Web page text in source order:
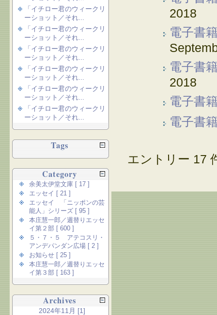
2018
電子書
電子書
2018
電子書
電子書
エントリー 17
「イチロー君のウィークリ
ーショット／それ...
「イチロー君のウィークリ
ーショット／それ...
「イチロー君のウィークリ
ーショット／それ...
「イチロー君のウィークリ
ーショット／それ...
「イチロー君のウィークリ
ーショット／それ...
「イチロー君のウィークリ
ーショット／それ...
Tags
Category
余美太伊堂文庫 [ 17 ]
エッセイ [ 21 ]
エッセイ 「ニッポンの芸
能人」シリーズ [ 95 ]
本庄慧一郎／週替りエッセ
イ第２部 [ 600 ]
５・７・５ アテコスリ・
アンデパンダン広場 [ 2 ]
お知らせ [ 25 ]
本庄慧一郎／週替りエッセ
イ第３部 [ 163 ]
Archives
2024年11月 [1]